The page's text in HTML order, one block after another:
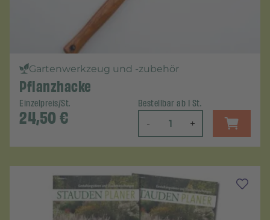
Gartenwerkzeug und -zubehör
Pflanzhacke
Einzelpreis/St.
24,50€
Bestellbar ab 1 St.
- +